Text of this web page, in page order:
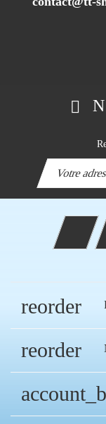
reorder
reorder